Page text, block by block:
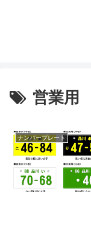
営業用
ナンバープレート